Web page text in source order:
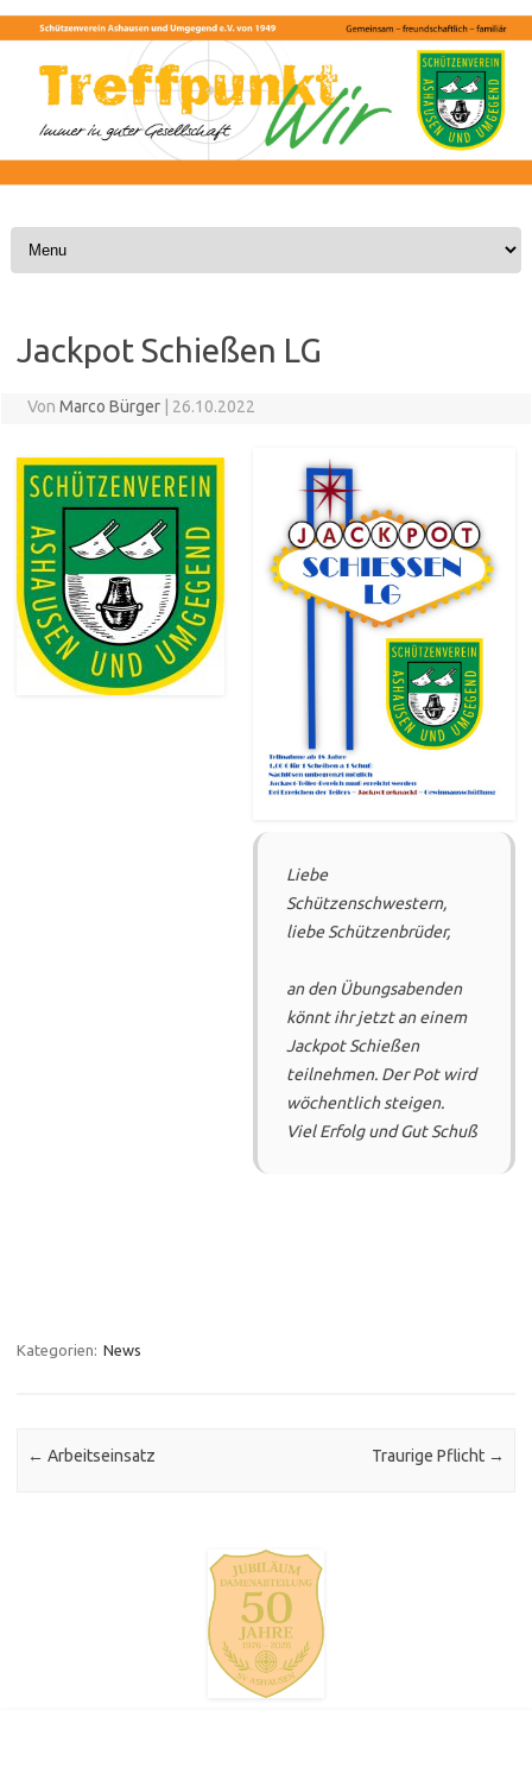
Skip to content
Jackpot Schießen LG
Von Marco Bürger 26.10.2022
Liebe
Schützenschwestern,
liebe Schützenbrüder,
an den Übungsabenden
könnt ihr jetzt an einem
Jackpot Schießen
teilnehmen. Der Pot wird
wöchentlich steigen.
Viel Erfolg und Gut Schuß
Kategorien: News
Post navigation
← Arbeitseinsatz Traurige Pflicht →